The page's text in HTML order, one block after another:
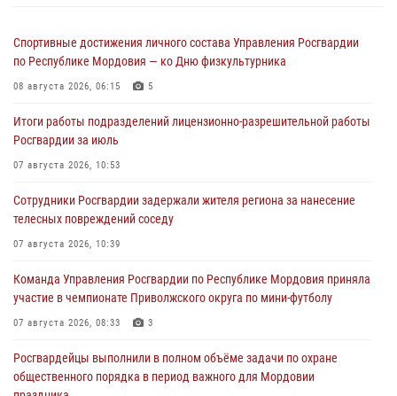
Спортивные достижения личного состава Управления Росгвардии
по Республике Мордовия — ко Дню физкультурника
08 августа 2026, 06:15 5
Итоги работы подразделений лицензионно-разрешительной работы
Росгвардии за июль
07 августа 2026, 10:53
Сотрудники Росгвардии задержали жителя региона за нанесение
телесных повреждений соседу
07 августа 2026, 10:39
Команда Управления Росгвардии по Республике Мордовия приняла
участие в чемпионате Приволжского округа по мини-футболу
07 августа 2026, 08:33 3
Росгвардейцы выполнили в полном объёме задачи по охране
общественного порядка в период важного для Мордовии